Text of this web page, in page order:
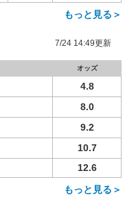
もっと見る＞
7/24 14:49更新
オッズ
4.8
8.0
9.2
10.7
12.6
もっと見る＞